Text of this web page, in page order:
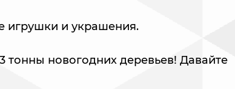
игрушки и украшения.
новогодних деревьев! Давайте